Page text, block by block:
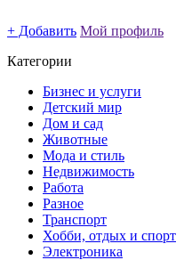
+ Добавить Мой профиль
Категории
Бизнес и услуги
Детский мир
Дом и сад
Животные
Мода и стиль
Недвижимость
Работа
Разное
Транспорт
Хобби, отдых и спорт
Электроника